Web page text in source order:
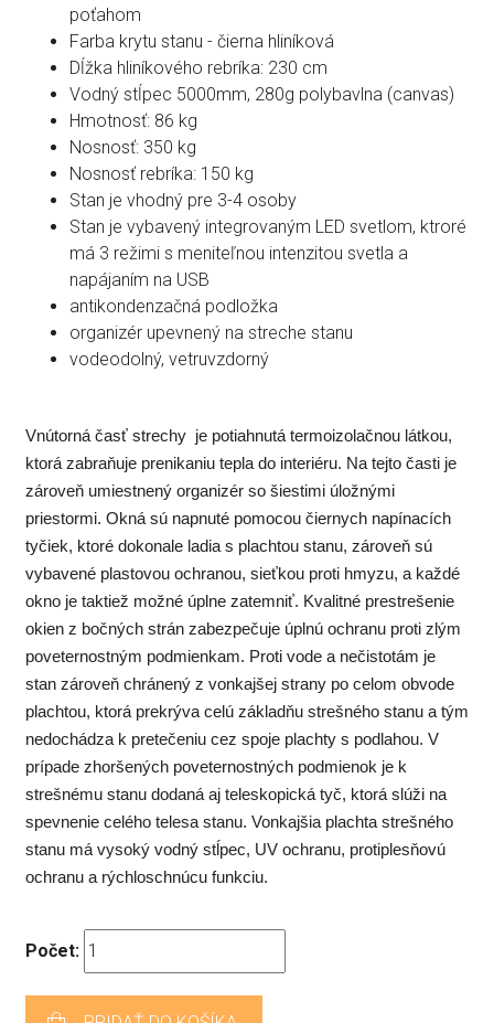
poťahom
Farba krytu stanu - čierna hliníková
Dĺžka hliníkového rebríka: 230 cm
Vodný stĺpec 5000mm, 280g polybavlna (canvas)
Hmotnosť: 86 kg
Nosnosť: 350 kg
Nosnosť rebríka: 150 kg
Stan je vhodný pre 3-4 osoby
Stan je vybavený integrovaným LED svetlom, ktroré
má 3 režimi s meniteľnou intenzitou svetla a
napájaním na USB
antikondenzačná podložka
organizér upevnený na streche stanu
vodeodolný, vetruvzdorný
Vnútorná časť strechy je potiahnutá termoizolačnou látkou,
ktorá zabraňuje prenikaniu tepla do interiéru. Na tejto časti je
zároveň umiestnený organizér so šiestimi úložnými
priestormi. Okná sú napnuté pomocou čiernych napínacích
tyčiek, ktoré dokonale ladia s plachtou stanu, zároveň sú
vybavené plastovou ochranou, sieťkou proti hmyzu, a každé
okno je taktiež možné úplne zatemniť. Kvalitné prestrešenie
okien z bočných strán zabezpečuje úplnú ochranu proti zlým
poveternostným podmienkam. Proti vode a nečistotám je
stan zároveň chránený z vonkajšej strany po celom obvode
plachtou, ktorá prekrýva celú základňu strešného stanu a tým
nedochádza k pretečeniu cez spoje plachty s podlahou. V
prípade zhoršených poveternostných podmienok je k
strešnému stanu dodaná aj teleskopická tyč, ktorá slúži na
spevnenie celého telesa stanu. Vonkajšia plachta strešného
stanu má vysoký vodný stĺpec, UV ochranu, protiplesňovú
ochranu a rýchloschnúcu funkciu.
Počet: